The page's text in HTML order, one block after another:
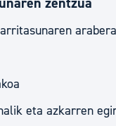
arabera
eta azkarren